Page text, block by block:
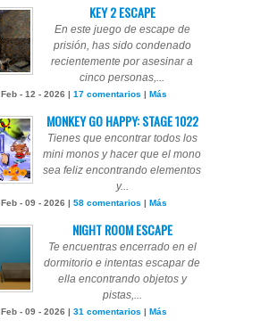
KEY 2 ESCAPE
En este juego de escape de
prisión, has sido condenado
recientemente por asesinar a
cinco personas,...
Feb - 12 - 2026 | 17 comentarios | Más
MONKEY GO HAPPY: STAGE 1022
Tienes que encontrar todos los
mini monos y hacer que el mono
sea feliz encontrando elementos
y...
Feb - 09 - 2026 | 58 comentarios | Más
NIGHT ROOM ESCAPE
Te encuentras encerrado en el
dormitorio e intentas escapar de
ella encontrando objetos y
pistas,...
Feb - 09 - 2026 | 31 comentarios | Más